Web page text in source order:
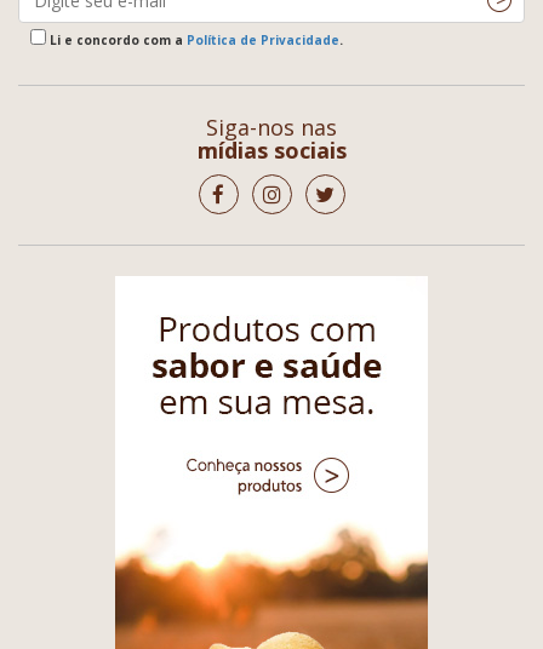
Li e concordo com a Política de Privacidade.
Siga-nos nas
mídias sociais